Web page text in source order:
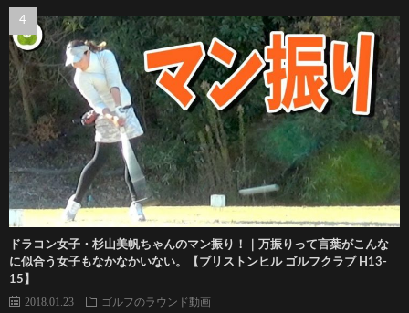
ドラコン女子・杉山美帆ちゃんのマン振り！｜万振りって言葉がこんな
に似合う女子もなかなかいない。【ブリストンヒル ゴルフクラブ H13-
15】
2018.01.23 ゴルフのラウンド動画